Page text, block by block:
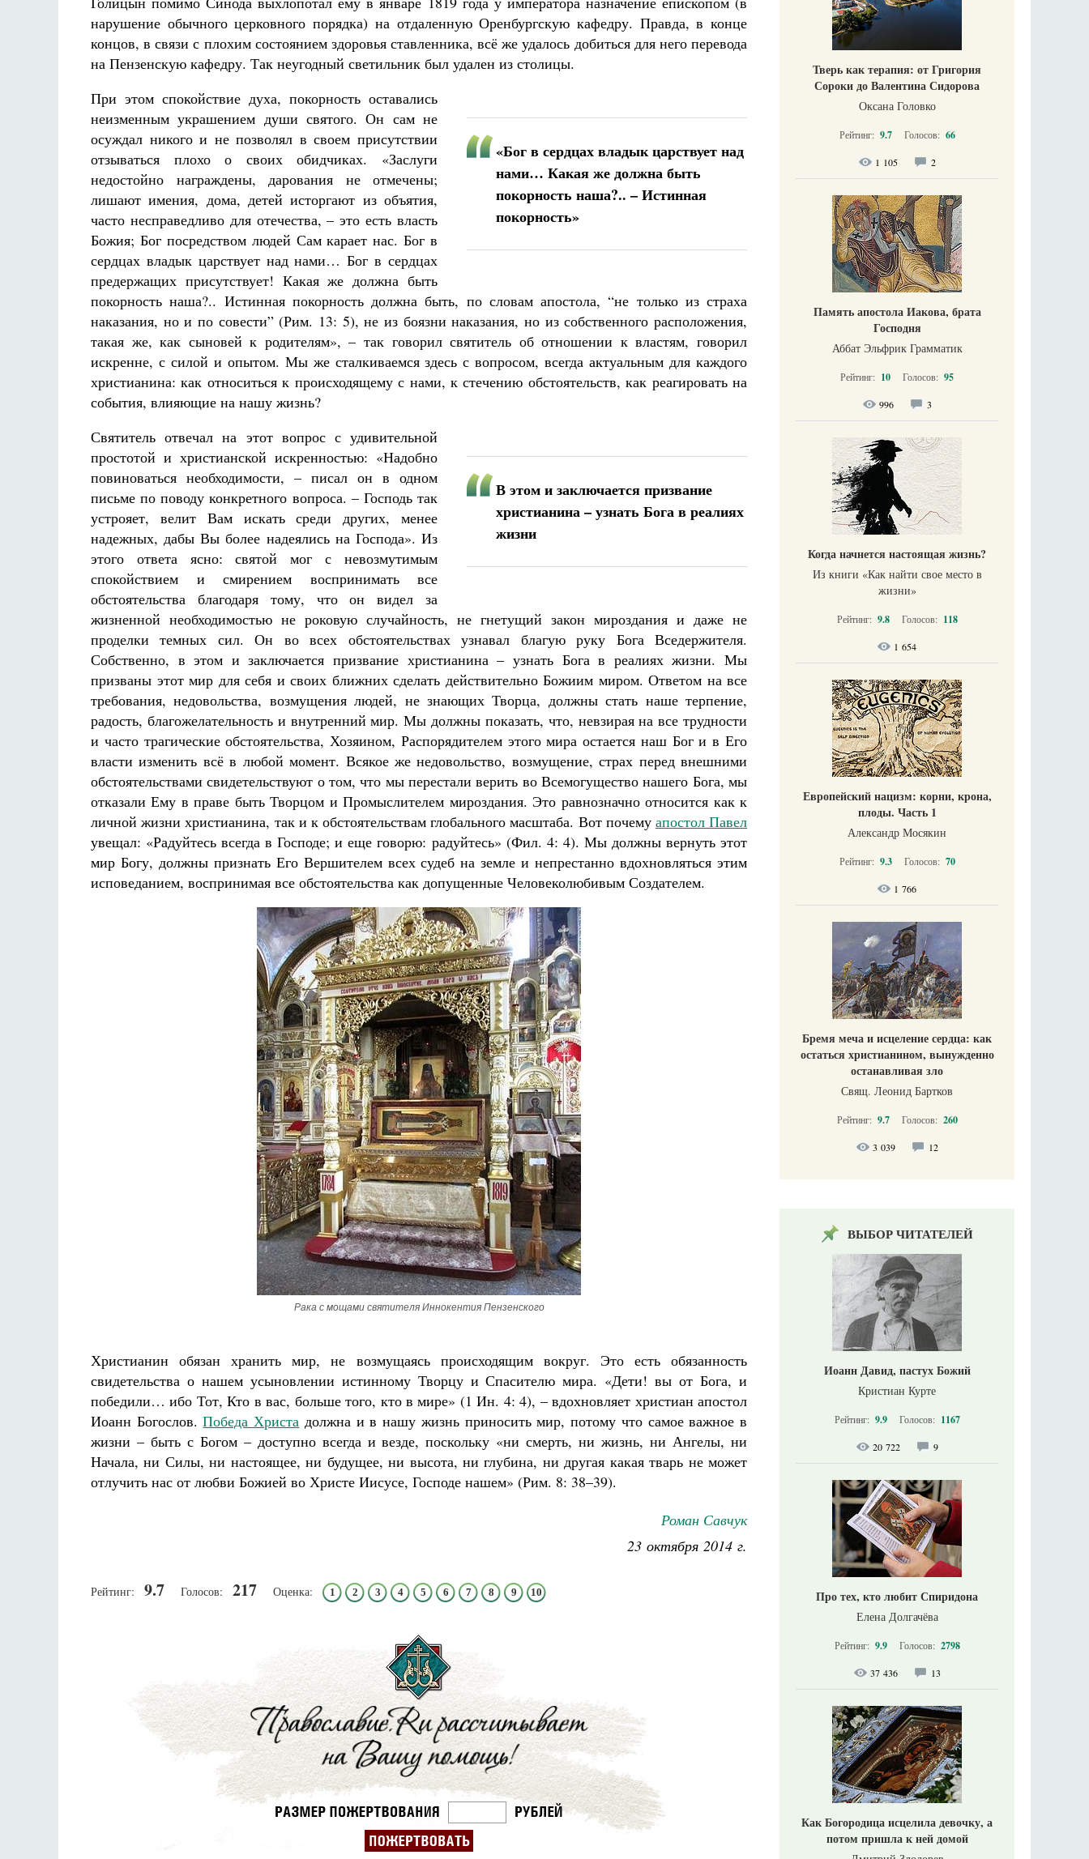
нарушение обычного церковного порядка) на отдаленную Оренбургскую кафедру. Правда, в конце
концов, в связи с плохим состоянием здоровья ставленника, всё же удалось добиться для него перевода
на Пензенскую кафедру. Так неугодный светильник был удален из столицы.
«Бог в сердцах владык царствует над
нами… Какая же должна быть
покорность наша?.. – Истинная
покорность»
При этом спокойствие духа, покорность оставались
неизменным украшением души святого. Он сам не
осуждал никого и не позволял в своем присутствии
отзываться плохо о своих обидчиках. «Заслуги
недостойно награждены, дарования не отмечены;
лишают имения, дома, детей исторгают из объятия,
часто несправедливо для отечества, – это есть власть
Божия; Бог посредством людей Сам карает нас. Бог в
сердцах владык царствует над нами… Бог в сердцах
предержащих присутствует! Какая же должна быть
покорность наша?.. Истинная покорность должна быть, по словам апостола, “не только из страха
наказания, но и по совести” (Рим. 13: 5), не из боязни наказания, но из собственного расположения,
такая же, как сыновей к родителям», – так говорил святитель об отношении к властям, говорил
искренне, с силой и опытом. Мы же сталкиваемся здесь с вопросом, всегда актуальным для каждого
христианина: как относиться к происходящему с нами, к стечению обстоятельств, как реагировать на
события, влияющие на нашу жизнь?
В этом и заключается призвание
христианина – узнать Бога в реалиях
жизни
Святитель отвечал на этот вопрос с удивительной
простотой и христианской искренностью: «Надобно
повиноваться необходимости, – писал он в одном
письме по поводу конкретного вопроса. – Господь так
устрояет, велит Вам искать среди других, менее
надежных, дабы Вы более надеялись на Господа». Из
этого ответа ясно: святой мог с невозмутимым
спокойствием и смирением воспринимать все
обстоятельства благодаря тому, что он видел за
жизненной необходимостью не роковую случайность, не гнетущий закон мироздания и даже не
проделки темных сил. Он во всех обстоятельствах узнавал благую руку Бога Вседержителя.
Собственно, в этом и заключается призвание христианина – узнать Бога в реалиях жизни. Мы
призваны этот мир для себя и своих ближних сделать действительно Божиим миром. Ответом на все
требования, недовольства, возмущения людей, не знающих Творца, должны стать наше терпение,
радость, благожелательность и внутренний мир. Мы должны показать, что, невзирая на все трудности
и часто трагические обстоятельства, Хозяином, Распорядителем этого мира остается наш Бог и в Его
власти изменить всё в любой момент. Всякое же недовольство, возмущение, страх перед внешними
обстоятельствами свидетельствуют о том, что мы перестали верить во Всемогущество нашего Бога, мы
отказали Ему в праве быть Творцом и Промыслителем мироздания. Это равнозначно относится как к
личной жизни христианина, так и к обстоятельствам глобального масштаба. Вот почему апостол Павел
увещал: «Радуйтесь всегда в Господе; и еще говорю: радуйтесь» (Фил. 4: 4). Мы должны вернуть этот
мир Богу, должны признать Его Вершителем всех судеб на земле и непрестанно вдохновляться этим
исповеданием, воспринимая все обстоятельства как допущенные Человеколюбивым Создателем.
Рака с мощами святителя Иннокентия Пензенского
Христианин обязан хранить мир, не возмущаясь происходящим вокруг. Это есть обязанность
свидетельства о нашем усыновлении истинному Творцу и Спасителю мира. «Дети! вы от Бога, и
победили… ибо Тот, Кто в вас, больше того, кто в мире» (1 Ин. 4: 4), – вдохновляет христиан апостол
Иоанн Богослов.Победа Христа должна и в нашу жизнь приносить мир, потому что самое важное в
жизни – быть с Богом – доступно всегда и везде, поскольку «ни смерть, ни жизнь, ни Ангелы, ни
Начала, ни Силы, ни настоящее, ни будущее, ни высота, ни глубина, ни другая какая тварь не может
отлучить нас от любви Божией во Христе Иисусе, Господе нашем» (Рим. 8: 38–39).
Роман Савчук
23 октября 2014 г.
Рейтинг: 9.7 Голосов: 217 Оценка: 1 2 3 4 5 6 7 8 9 10
Тверь как терапия: от Григория
Сороки до Валентина Сидорова
Оксана Головко
Рейтинг: 9.7 Голосов: 66
1 105 2
Память апостола Иакова, брата
Господня
Аббат Эльфрик Грамматик
Рейтинг: 10 Голосов: 95
996 3
Когда начнется настоящая жизнь?
Из книги «Как найти свое место в
жизни​»
Рейтинг: 9.8 Голосов: 118
1 654
Европейский нацизм: корни, крона,
плоды. Часть 1
Александр Мосякин
Рейтинг: 9.3 Голосов: 70
1 766
Бремя меча и исцеление сердца: как
остаться христианином, вынужденно
останавливая зло
Свящ. Леонид Бартков
Рейтинг: 9.7 Голосов: 260
3 039 12
ВЫБОР ЧИТАТЕЛЕЙ
Иоанн Давид, пастух Божий
Кристиан Курте
Рейтинг: 9.9 Голосов: 1167
20 722 9
Про тех, кто любит Спиридона
Елена Долгачёва
Рейтинг: 9.9 Голосов: 2798
37 436 13
Как Богородица исцелила девочку, а
потом пришла к ней домой